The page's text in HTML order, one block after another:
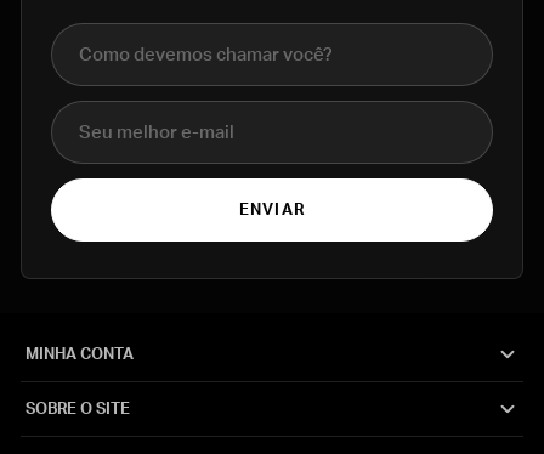
Nome completo
E-mail
ENVIAR
MINHA CONTA
SOBRE O SITE